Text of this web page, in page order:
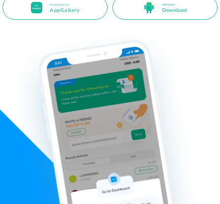
Disponível na
AppGallery
APK Direto
Download